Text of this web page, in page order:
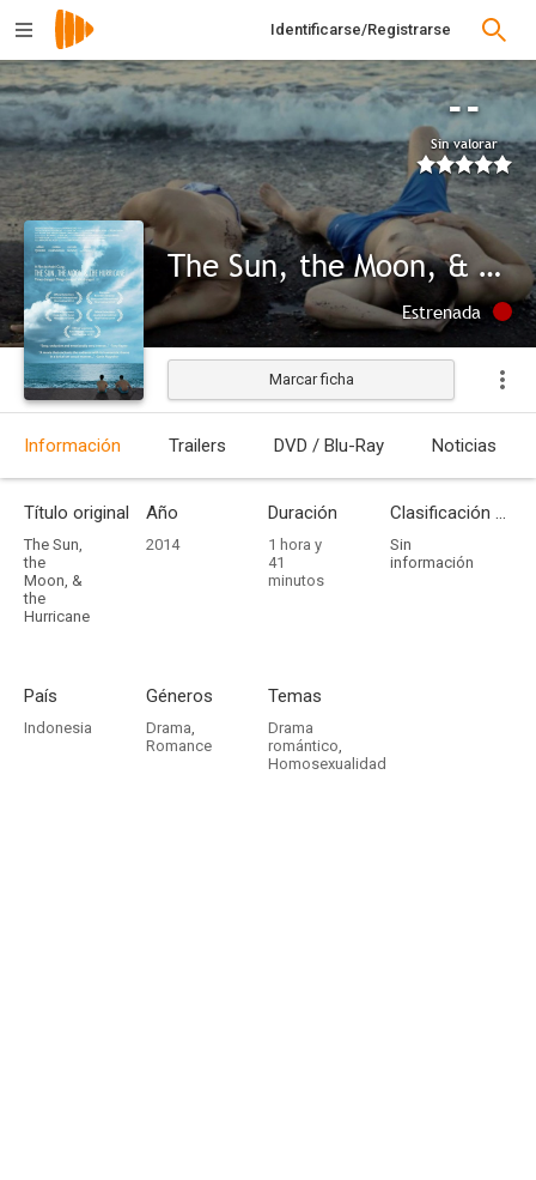
Identificarse/Registrarse
--
Sin valorar
The Sun, the Moon, & the Hurricane
Estrenada
Marcar ficha
Información Trailers DVD / Blu-Ray Noticias
Título original
The Sun,
the
Moon, &
the
Hurricane
Año
2014
Duración
1 hora y
41
minutos
Clasificación por edades
Sin
información
País
Indonesia
Géneros
Drama,
Romance
Temas
Drama
romántico,
Homosexualidad